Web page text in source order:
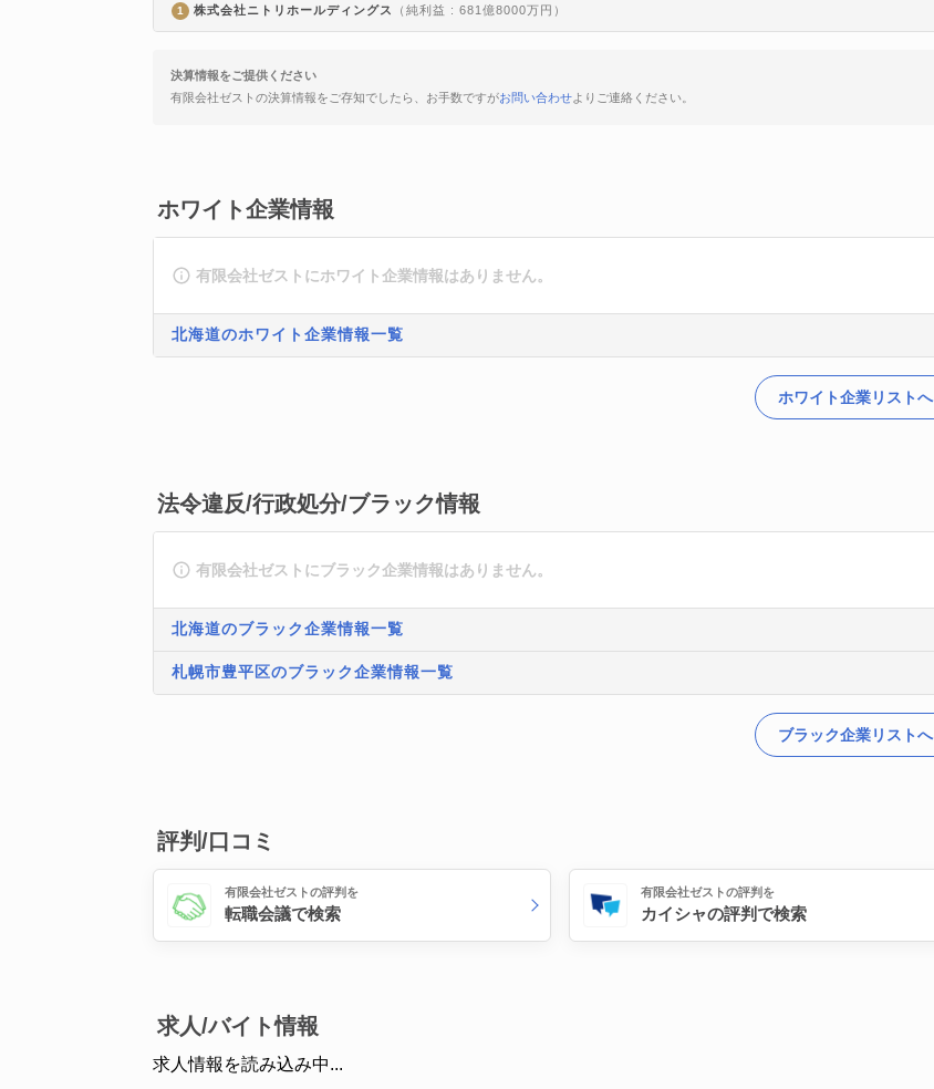
1 株式会社ニトリホールディングス （純利益 : 681億8000万円）
決算情報をご提供ください
有限会社ゼストの決算情報をご存知でしたら、お手数ですがお問い合わせよりご連絡ください。
ホワイト企業情報
有限会社ゼストにホワイト企業情報はありません。
北海道のホワイト企業情報一覧
ホワイト企業リストへ
法令違反/行政処分/ブラック情報
有限会社ゼストにブラック企業情報はありません。
北海道のブラック企業情報一覧
札幌市豊平区のブラック企業情報一覧
ブラック企業リストへ
評判/口コミ
有限会社ゼストの評判を
転職会議で検索
有限会社ゼストの評判を
カイシャの評判で検索
求人/バイト情報
求人情報を読み込み中...